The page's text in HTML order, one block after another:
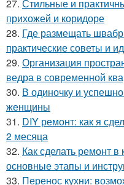
27. Стильные и
прихожей и коридоре
28. Где размещать
практические советы и
29. Организация
ведра в современной
30. В одиночку и
женщины
31. DIY ремонт: как я
2 месяца
32. Как сделать ремонт
основные этапы и
33. Перенос кухни: